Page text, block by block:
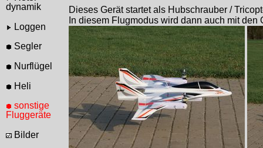
dynamik
Loggen
Segler
Nurflügel
Heli
sonstige
Fluggeräte
Bilder
Dieses Gerät startet als Hubschrauber /
In diesem Flugmodus wird dann auch mit den